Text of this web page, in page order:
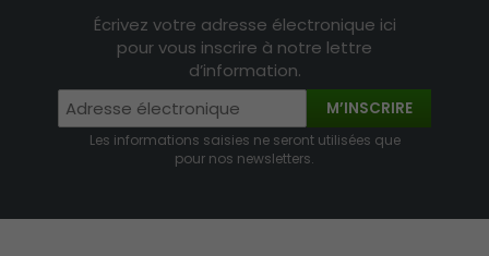
Écrivez votre adresse électronique ici
pour vous inscrire à notre lettre
d’information.
M’INSCRIRE
Les informations saisies ne seront utilisées que
pour nos newsletters.